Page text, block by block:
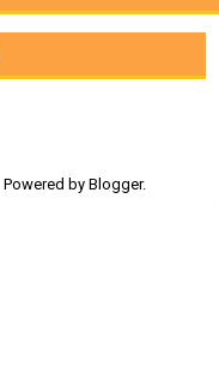
Powered by Blogger.